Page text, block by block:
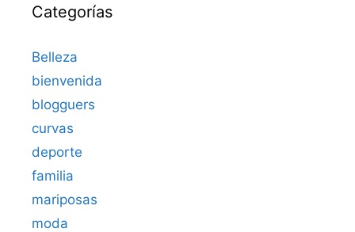
Categorías
Belleza
bienvenida
blogguers
curvas
deporte
familia
mariposas
moda